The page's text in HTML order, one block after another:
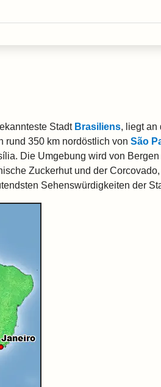
Stadt Brasiliens, liegt an
rund 350 km nordöstlich von São
Die Umgebung wird von
Zuckerhut und der
Sehenswürdigkeiten der